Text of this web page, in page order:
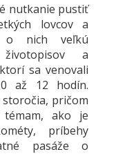
nutkanie pustiť
lovcov a
o nich veľkú
životopisov a
sa venovali
až 12 hodín.
pričom
ako je
príbehy
pasáže o